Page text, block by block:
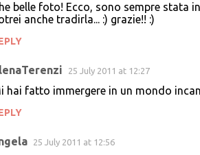
belle foto! Ecco, sono sempre stata
anche tradirla... :) grazie!! :)
25 July 2011 at 12:27
hai fatto immergere in un mondo
25 July 2011 at 12:56